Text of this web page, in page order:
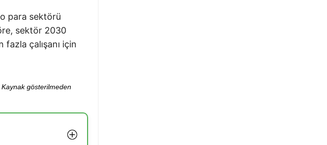
para sektörü
sektör 2030
çalışanı için
Kaynak gösterilmeden